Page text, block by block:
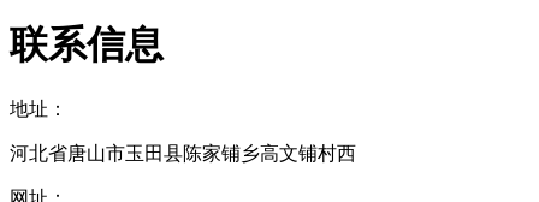
联系信息
地址：
河北省唐山市玉田县陈家铺乡高文铺村西